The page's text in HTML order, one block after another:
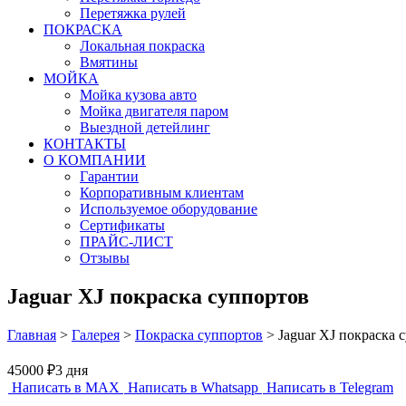
Перетяжка рулей
ПОКРАСКА
Локальная покраска
Вмятины
МОЙКА
Мойка кузова авто
Мойка двигателя паром
Выездной детейлинг
КОНТАКТЫ
О КОМПАНИИ
Гарантии
Корпоративным клиентам
Используемое оборудование
Сертификаты
ПРАЙС-ЛИСТ
Отзывы
Jaguar XJ покраска суппортов
Главная > Галерея > Покраска суппортов > Jaguar XJ покраска
45000 ₽3 дня
Написать в MAX Написать в Whatsapp Написать в Telegram